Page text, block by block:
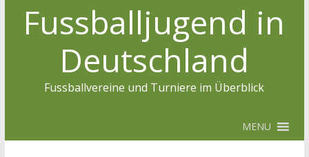
Fussballjugend in
Deutschland
Fussballvereine und Turniere im Überblick
MENU